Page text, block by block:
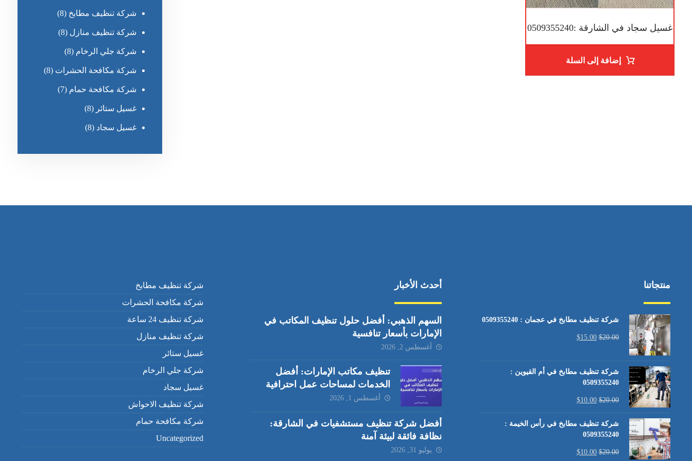
غسيل سجاد في الشارقة :0509355240
إضافة إلى السلة
شركة تنظيف مطابخ (8)
شركة تنظيف منازل (8)
شركة جلي الرخام (8)
شركة مكافحة الحشرات (8)
شركة مكافحة حمام (7)
غسيل ستائر (8)
غسيل سجاد (8)
منتجاتنا
شركة تنظيف مطابخ في عجمان : 0509355240
$20.00
$15.00
شركة تنظيف مطابخ في أم القيوين :
0509355240
$20.00
$10.00
شركة تنظيف مطابخ في رأس الخيمة :
0509355240
$20.00
$10.00
أحدث الأخبار
السهم الذهبي: أفضل حلول تنظيف المكاتب في
الإمارات بأسعار تنافسية
أغسطس 2, 2026
تنظيف مكاتب الإمارات: أفضل
الخدمات لمساحات عمل احترافية
أغسطس 1, 2026
أفضل شركة تنظيف مستشفيات في الشارقة:
نظافة فائقة لبيئة آمنة
يوليو 31, 2026
شركة تنظيف مطابخ
شركة مكافحة الحشرات
شركة تنظيف 24 ساعة
شركة تنظيف منازل
غسيل ستائر
شركة جلي الرخام
غسيل سجاد
شركة تنظيف الاحواش
شركة مكافحة حمام
Uncategorized